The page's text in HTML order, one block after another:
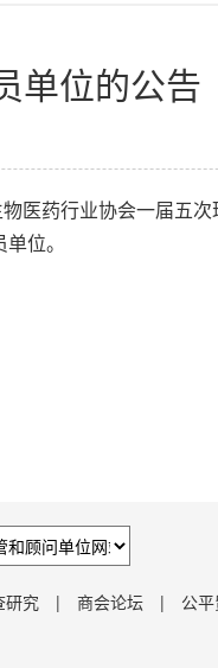
单位的公告
医药行业协会一届五
位。
研究 | 商会论坛 |
公